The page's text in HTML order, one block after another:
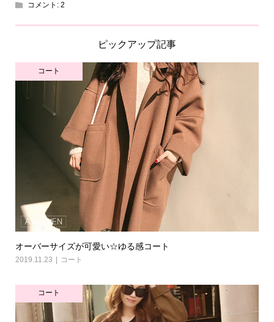
コメント: 2
ピックアップ記事
コート
オーバーサイズが可愛い☆ゆる感コート
2019.11.23 コート
コート